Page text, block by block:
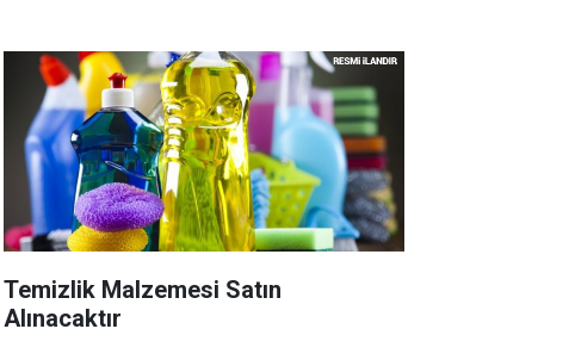
Temizlik Malzemesi Satın
Alınacaktır